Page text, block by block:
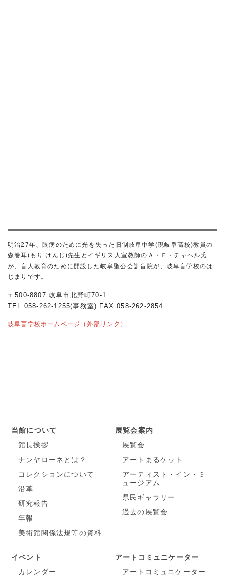
明治27年、眼病のために光を失った旧制岐阜中学(現岐阜高校)教員の
森巻耳(もり けんじ)先生とイギリス人宣教師のＡ・Ｆ・チャペル氏
が、盲人教育のために開設した岐阜聖公会訓盲院が、岐阜盲学校のは
じまりです。
〒500-8807 岐阜市北野町70-1
TEL.058-262-1255(事務室) FAX.058-262-2854
岐阜盲学校ホームページ（外部リンク）
当館について
館長挨拶
ナンヤローネとは？
コレクションについて
沿革
研究報告
年報
美術館関係法規等の資料
展覧会案内
展覧会
アートまるケット
アーティスト・イン・ミ
ュージアム
県民ギャラリー
過去の展覧会
イベント
カレンダー
アートコミュニケーター
アートコミュニケーター